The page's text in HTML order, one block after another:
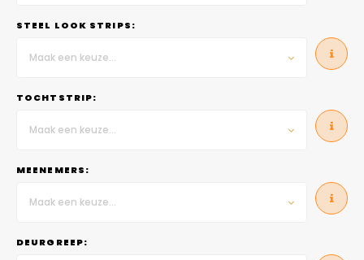
STEEL LOOK STRIPS:
Maak een keuze...
TOCHTSTRIP:
Maak een keuze...
MEENEMERS:
Maak een keuze...
DEURGREEP: